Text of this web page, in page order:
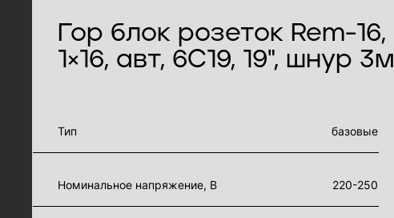
Гор блок розеток Rem-16,
1×16, авт, 6C19, 19", шнур 3м
Тип
базовые
Номинальное напряжение, В 220-250